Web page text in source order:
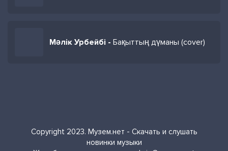
Мәлік Урбейбі - Бақыттың дүманы (cover)
Copyright 2023. Музем.нет - Скачать и слушать
новинки музыки